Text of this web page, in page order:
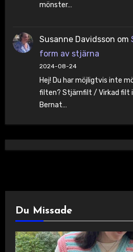
mönster…
Susanne Davidsson om
form av stjärna
2024-08-24
Hej! Du har möjligtvis inte
filten? Stjärnfilt / Virkad filt
Bernat…
Du Missade